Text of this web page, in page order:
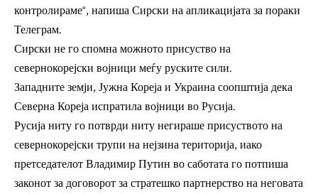
контролираме“, напиша Сирски на апликацијата за пораки
Телеграм.
Сирски не го спомна можното присуство на
севернокорејски војници меѓу руските сили.
Западните земји, Јужна Кореја и Украина соопштија дека
Северна Кореја испратила војници во Русија.
Русија ниту го потврди ниту негираше присуството на
севернокорејски трупи на нејзина територија, иако
претседателот Владимир Путин во саботата го потпиша
законот за договорот за стратешко партнерство на неговата